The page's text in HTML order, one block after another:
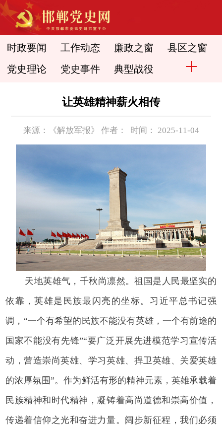
时政要闻 工作动态 廉政之窗 县区之窗
党史理论 党史事件 典型战役
让英雄精神薪火相传
来源：《解放军报》 作者： 时间： 2025-11-04
天地英雄气，千秋尚凛然。祖国是人民最坚实的
依靠，英雄是民族最闪亮的坐标。习近平总书记强
调，“一个有希望的民族不能没有英雄，一个有前途的
国家不能没有先锋”“要广泛开展先进模范学习宣传活
动，营造崇尚英雄、学习英雄、捍卫英雄、关爱英雄
的浓厚氛围”。作为鲜活有形的精神元素，英雄承载着
民族精神和时代精神，凝铸着高尚道德和崇高价值，
传递着信仰之光和奋进力量。阔步新征程，我们必须